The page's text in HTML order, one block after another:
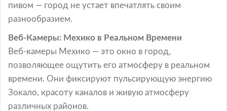
пивом — город не устает впечатлять своим
разнообразием.
Веб-Камеры: Мехико в Реальном Времени
Веб-камеры Мехико — это окно в город,
позволяющее ощутить его атмосферу в реальном
времени. Они фиксируют пульсирующую энергию
Зокало, красоту каналов и живую атмосферу
различных районов.